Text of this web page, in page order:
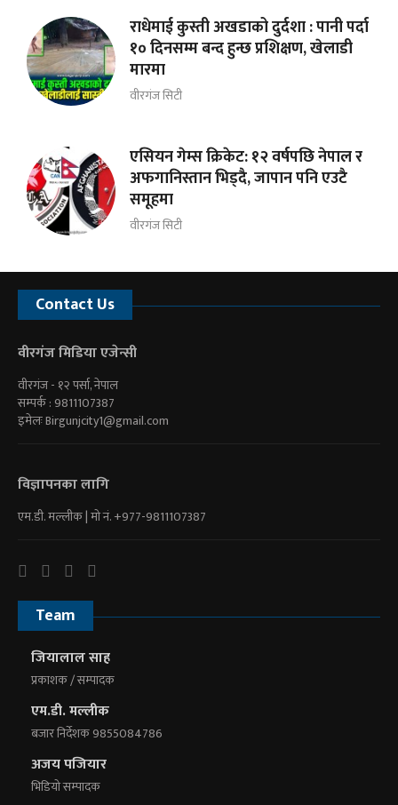
राधेमाई कुस्ती अखडाको दुर्दशा : पानी पर्दा
१० दिनसम्म बन्द हुन्छ प्रशिक्षण, खेलाडी
मारमा
वीरगंज सिटी
एसियन गेम्स क्रिकेट: १२ वर्षपछि नेपाल र
अफगानिस्तान भिड्दै, जापान पनि एउटै
समूहमा
वीरगंज सिटी
Contact Us
वीरगंज मिडिया एजेन्सी
वीरगंज - १२ पर्सा, नेपाल
सम्पर्क : 9811107387
इमेलःBirgunjcity1@gmail.com
विज्ञापनका लागि
एम.डी. मल्लीक | माे नं. +977-9811107387
Team
जियालाल साह
प्रकाशक / सम्पादक
एम.डी. मल्लीक
बजार निर्देशक 9855084786
अजय पजियार
भिडियाे सम्पादक